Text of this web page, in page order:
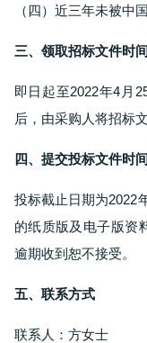
（四）近三年未被中
三、领取招标文件时间
即日起至2022年4月
后，由采购人将招标
四、提交投标文件时间
投标截止日期为2022
的纸质版及电子版资
逾期收到恕不接受。
五、联系方式
联系人：方女士